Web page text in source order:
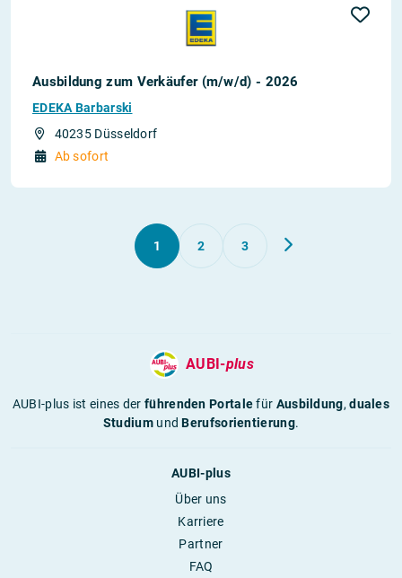
Ausbildung zum Verkäufer (m/w/d) - 2026
EDEKA Barbarski
40235 Düsseldorf
Ab sofort
1 2 3
AUBI-plus
AUBI-plus ist eines derführenden Portalefür Ausbildung,duales
StudiumundBerufsorientierung.
AUBI-plus
Über uns
Karriere
Partner
FAQ